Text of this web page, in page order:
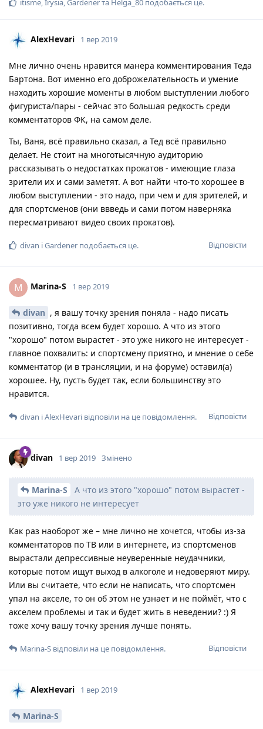
itisme,Irysia,Gardenerта Helga_80 подобається це.
AlexHevari 1 вер 2019
Мне лично очень нравится манера комментирования Теда
Бартона. Вот именно его доброжелательность и умение
находить хорошие моменты в любом выступлении любого
фигуриста/пары - сейчас это большая редкость среди
комментаторов ФК, на самом деле.
Ты, Ваня, всё правильно сказал, а Тед всё правильно
делает. Не стоит на многотысячную аудиторию
рассказывать о недостатках прокатов - имеющие глаза
зрители их и сами заметят. А вот найти что-то хорошее в
любом выступлении - это надо, при чем и для зрителей, и
для спортсменов (они ввведь и сами потом наверняка
пересматривают видео своих прокатов).
Відповісти
divan іGardener подобається це.
M Marina-S 1 вер 2019
divan , я вашу точку зрения поняла - надо писать
позитивно, тогда всем будет хорошо. А что из этого
"хорошо" потом вырастет - это уже никого не интересует -
главное похвалить: и спортсмену приятно, и мнение о себе
комментатор (и в трансляции, и на форуме) оставил(а)
хорошее. Ну, пусть будет так, если большинству это
нравится.
Відповісти
divan іAlexHevari відповіли на це повідомлення.
divan 1 вер 2019 Змінено
Marina-S
А что из этого "хорошо" потом вырастет -
это уже никого не интересует
Как раз наоборот же – мне лично не хочется, чтобы из-за
комментаторов по ТВ или в интернете, из спортсменов
вырастали депрессивные неуверенные неудачники,
которые потом ищут выход в алкоголе и недоверяют миру.
Или вы считаете, что если не написать, что спортсмен
упал на акселе, то он об этом не узнает и не поймёт, что с
акселем проблемы и так и будет жить в неведении? :) Я
тоже хочу вашу точку зрения лучше понять.
Відповісти
Marina-S відповіли на це повідомлення.
AlexHevari 1 вер 2019
Marina-S